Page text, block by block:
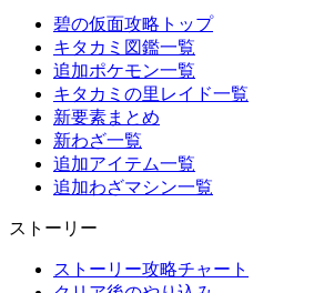
碧の仮面攻略トップ
キタカミ図鑑一覧
追加ポケモン一覧
キタカミの里レイド一覧
新要素まとめ
新わざ一覧
追加アイテム一覧
追加わざマシン一覧
ストーリー
ストーリー攻略チャート